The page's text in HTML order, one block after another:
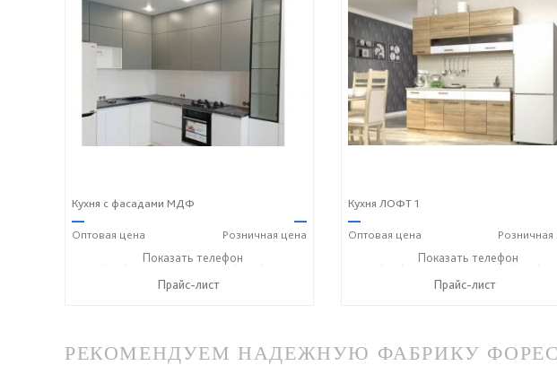
Кухня с фасадами МДФ
—
Оптовая цена
—
Розничная цена
+7 (937) 396 23 62 ☎+7 (8352) 70 03 63
Показать телефон
Прайс-лист
Кухня ЛОФТ 1
—
Оптовая цена Розничная
+7 (937) 396 23 62 ☎+7 (8352) 70
Показать телефон
Прайс-лист
РЕКОМЕНДУЕМ НАДЕЖНУЮ ФАБРИКУ ФОРЕС